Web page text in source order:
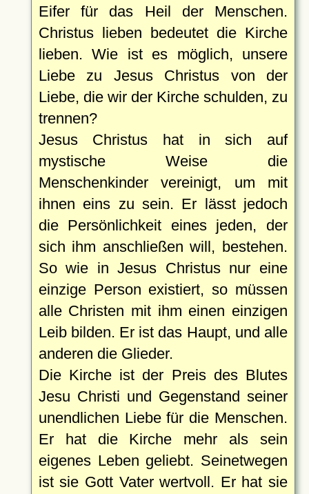
Eifer für das Heil der Menschen.
Christus lieben bedeutet die Kirche
lieben. Wie ist es möglich, unsere
Liebe zu Jesus Christus von der
Liebe, die wir der Kirche schulden, zu
trennen?
Jesus Christus hat in sich auf
mystische Weise die
Menschenkinder vereinigt, um mit
ihnen eins zu sein. Er lässt jedoch
die Persönlichkeit eines jeden, der
sich ihm anschließen will, bestehen.
So wie in Jesus Christus nur eine
einzige Person existiert, so müssen
alle Christen mit ihm einen einzigen
Leib bilden. Er ist das Haupt, und alle
anderen die Glieder.
Die Kirche ist der Preis des Blutes
Jesu Christi und Gegenstand seiner
unendlichen Liebe für die Menschen.
Er hat die Kirche mehr als sein
eigenes Leben geliebt. Seinetwegen
ist sie Gott Vater wertvoll. Er hat sie